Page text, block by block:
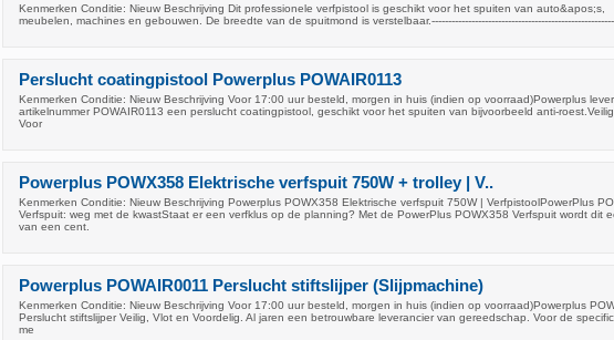
Kenmerken Conditie: Nieuw Beschrijving Dit professionele verfpistool is geschikt voor het spuiten van auto&apos;s,
meubelen, machines en gebouwen. De breedte van de spuitmond is
Perslucht coatingpistool Powerplus POWAIR0113
Kenmerken Conditie: Nieuw Beschrijving Voor 17:00 uur besteld, morgen in huis (indien op voorraad)Powerplus
artikelnummer POWAIR0113 een perslucht coatingpistool, geschikt voor het spuiten van bijvoorbeeld anti-
Voor
Powerplus POWX358 Elektrische verfspuit 750W + trolley | V..
Kenmerken Conditie: Nieuw Beschrijving Powerplus POWX358 Elektrische verfspuit 750W | VerfpistoolPowerPlus
Verfspuit: weg met de kwastStaat er een verfklus op de planning? Met de PowerPlus POWX358 Verfspuit wordt dit
van een cent.
Powerplus POWAIR0011 Perslucht stiftslijper (Slijpmachine)
Kenmerken Conditie: Nieuw Beschrijving Voor 17:00 uur besteld, morgen in huis (indien op voorraad)Powerplus
Perslucht stiftslijper Veilig, Vlot en Voordelig. Al jaren een betrouwbare leverancier van gereedschap. Voor de
me